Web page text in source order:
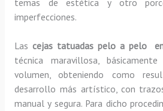
imperfecciones.
Las cejas tatuadas pelo a pelo
técnica maravillosa, básicamente
volumen, obteniendo como
desarrollo más artístico, con
manual y segura. Para dicho